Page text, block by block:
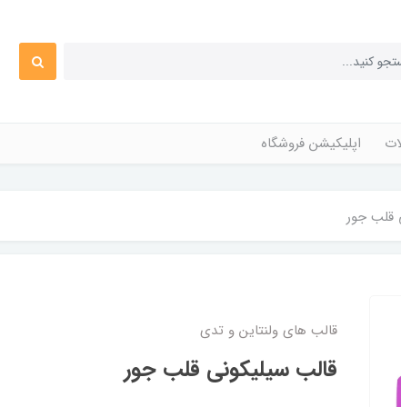
اپلیکیشن فروشگاه
قلب جور
قالب های ولنتاین و تدی
قالب سیلیکونی قلب جور